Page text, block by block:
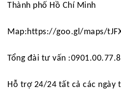
Thành phố Hồ Chí Minh
Map:https://goo.gl/maps/
Tổng đài tư vấn :
Hỗ trợ 24/24 tất cả các ngày